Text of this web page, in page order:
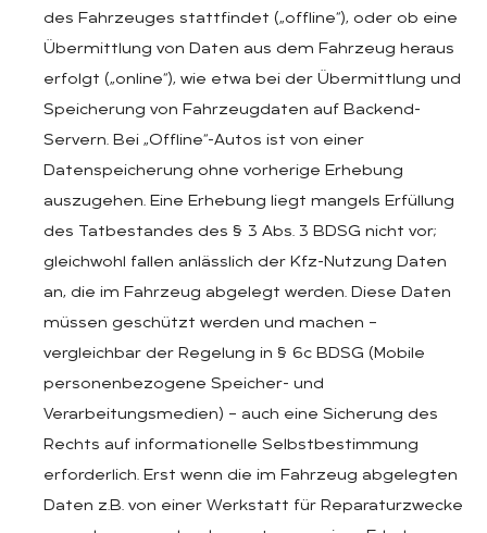
des Fahrzeuges stattfindet („offline“), oder ob eine
Übermittlung von Daten aus dem Fahrzeug heraus
erfolgt („online“), wie etwa bei der Übermittlung und
Speicherung von Fahrzeugdaten auf Backend-
Servern. Bei „Offline“-Autos ist von einer
Datenspeicherung ohne vorherige Erhebung
auszugehen. Eine Erhebung liegt mangels Erfüllung
des Tatbestandes des § 3 Abs. 3 BDSG nicht vor;
gleichwohl fallen anlässlich der Kfz-Nutzung Daten
an, die im Fahrzeug abgelegt werden. Diese Daten
müssen geschützt werden und machen –
vergleichbar der Regelung in § 6c BDSG (Mobile
personenbezogene Speicher- und
Verarbeitungsmedien) – auch eine Sicherung des
Rechts auf informationelle Selbstbestimmung
erforderlich. Erst wenn die im Fahrzeug abgelegten
Daten z.B. von einer Werkstatt für Reparaturzwecke